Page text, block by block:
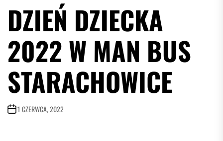
DZIEŃ DZIECKA
2022 W MAN BUS
STARACHOWICE
1 CZERWCA, 2022